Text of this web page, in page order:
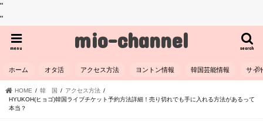
"
"
mio-channel search
menu
ホーム オタ活 アクセス方法 ヨントン情報 韓国芸能情報 サイ
HOME 韓 国
アクセス方法
HYUKOH(ヒョゴ)韓国ライブチケット予約方法詳細！売り切れでも手に入れる方法があるって
本当？